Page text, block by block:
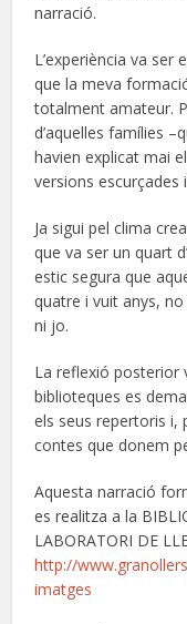
narració.
L’experiència va
que la meva
totalment amateur.
d’aquelles famílies
havien explicat mai
versions escurçades
Ja sigui pel clima
que va ser un quart
estic segura que
quatre i vuit anys,
ni jo.
La reflexió posterior
biblioteques es
els seus repertoris i,
contes que donem
Aquesta narració
es realitza a la
LABORATORI DE
http://
imatges